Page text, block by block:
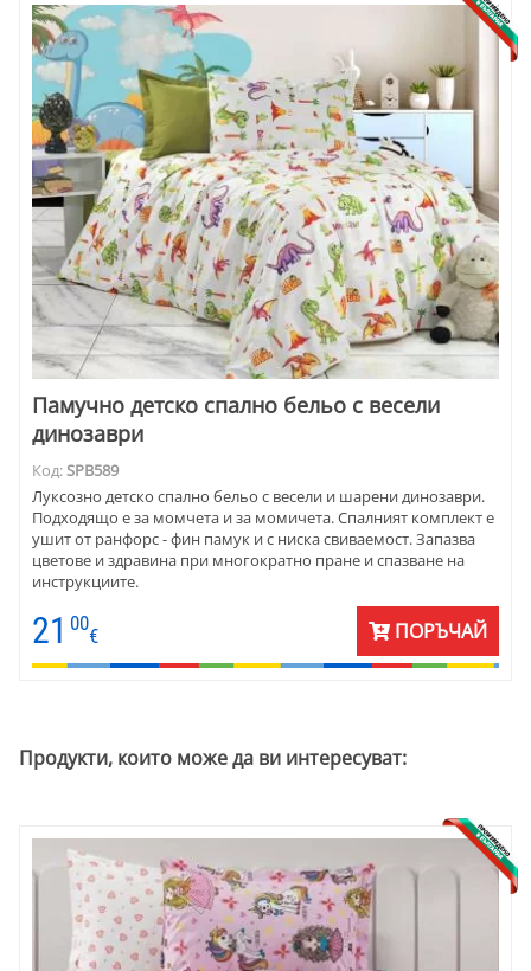
Памучно детско спално бельо с весели
динозаври
Код:SPB589
Луксозно детско спално бельо с весели и шарени динозаври.
Подходящо е за момчета и за момичета. Спалният комплект е
ушит от ранфорс - фин памук и с ниска свиваемост. Запазва
цветове и здравина при многократно пране и спазване на
инструкциите.
21 00
€ ПОРЪЧАЙ
Продукти, които може да ви интересуват: